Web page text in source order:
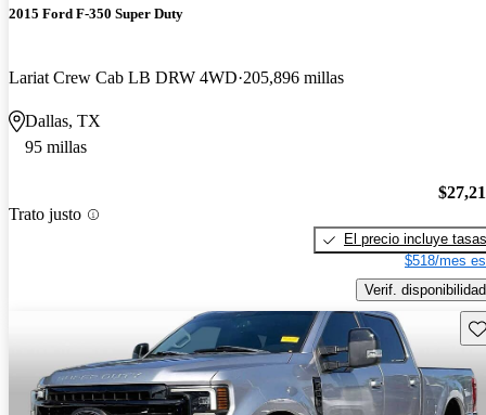
2015 Ford F-350 Super Duty
Lariat Crew Cab LB DRW 4WD 205,896 millas
Dallas, TX
95 millas
Trato justo
El precio incluye tasas
$518/mes
Verif. disponibilidad